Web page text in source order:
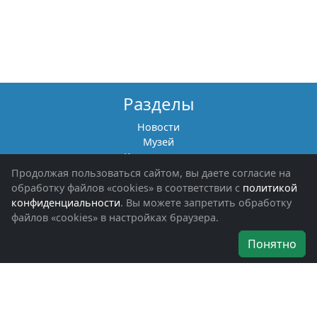
Разделы
Новости
Музей
Книги памяти
Фотоальбомы
Обращения граждан
Помощь участникам СВО и их семьям
Об организации
Наши награды
Продолжая пользоваться сайтом, вы даете согласие на
обработку файлов «cookies» в соответствии с политикой
конфиденциальности. Вы можете запретить обработку
файлов «cookies» в настройках браузера.
Понятно